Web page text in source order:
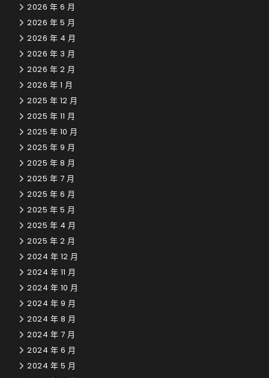
2026 年 6 月
2026 年 5 月
2026 年 4 月
2026 年 3 月
2026 年 2 月
2026 年 1 月
2025 年 12 月
2025 年 11 月
2025 年 10 月
2025 年 9 月
2025 年 8 月
2025 年 7 月
2025 年 6 月
2025 年 5 月
2025 年 4 月
2025 年 2 月
2024 年 12 月
2024 年 11 月
2024 年 10 月
2024 年 9 月
2024 年 8 月
2024 年 7 月
2024 年 6 月
2024 年 5 月